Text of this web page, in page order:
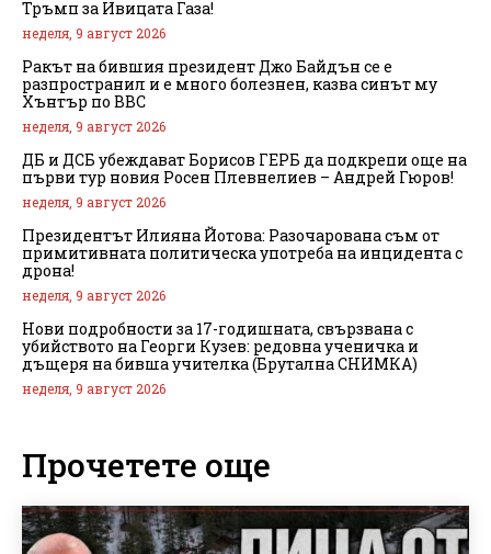
Тръмп за Ивицата Газа!
неделя, 9 август 2026
Ракът на бившия президент Джо Байдън се е
разпространил и е много болезнен, казва синът му
Хънтър по BBC
неделя, 9 август 2026
ДБ и ДСБ убеждават Борисов ГЕРБ да подкрепи още на
първи тур новия Росен Плевнелиев – Андрей Гюров!
неделя, 9 август 2026
Президентът Илияна Йотова: Разочарована съм от
примитивната политическа употреба на инцидента с
дрона!
неделя, 9 август 2026
Нови подробности за 17-годишната, свързвана с
убийството на Георги Кузев: редовна ученичка и
дъщеря на бивша учителка (Брутална СНИМКА)
неделя, 9 август 2026
Прочетете още